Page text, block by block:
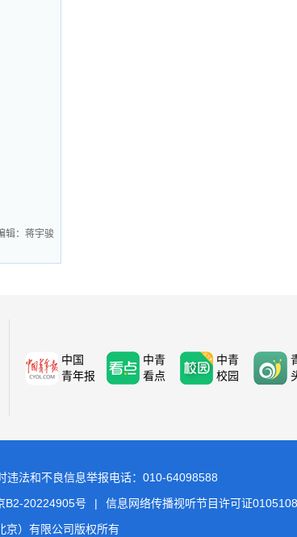
辑：蒋宇骏
中国
青年报
中青
看点
中青
校园
违法和不良信息举报电话：010-64098588
B2-20224905号 |
信息网络传播视听节目许可证
京）有限公司版权所有